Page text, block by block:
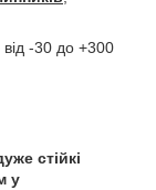
-30 до +300
стійкі
у